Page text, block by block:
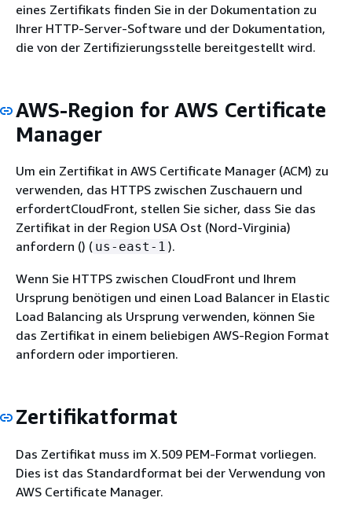
eines Zertifikats finden Sie in der Dokumentation zu
Ihrer HTTP-Server-Software und der Dokumentation,
die von der Zertifizierungsstelle bereitgestellt wird.
AWS-Region for AWS Certificate
Manager
Um ein Zertifikat in AWS Certificate Manager (ACM) zu
verwenden, das HTTPS zwischen Zuschauern und
erfordertCloudFront, stellen Sie sicher, dass Sie das
Zertifikat in der Region USA Ost (Nord-Virginia)
anfordern () ( us-east-1 ).
Wenn Sie HTTPS zwischen CloudFront und Ihrem
Ursprung benötigen und einen Load Balancer in Elastic
Load Balancing als Ursprung verwenden, können Sie
das Zertifikat in einem beliebigen AWS-Region Format
anfordern oder importieren.
Zertifikatformat
Das Zertifikat muss im X.509 PEM-Format vorliegen.
Dies ist das Standardformat bei der Verwendung von
AWS Certificate Manager.